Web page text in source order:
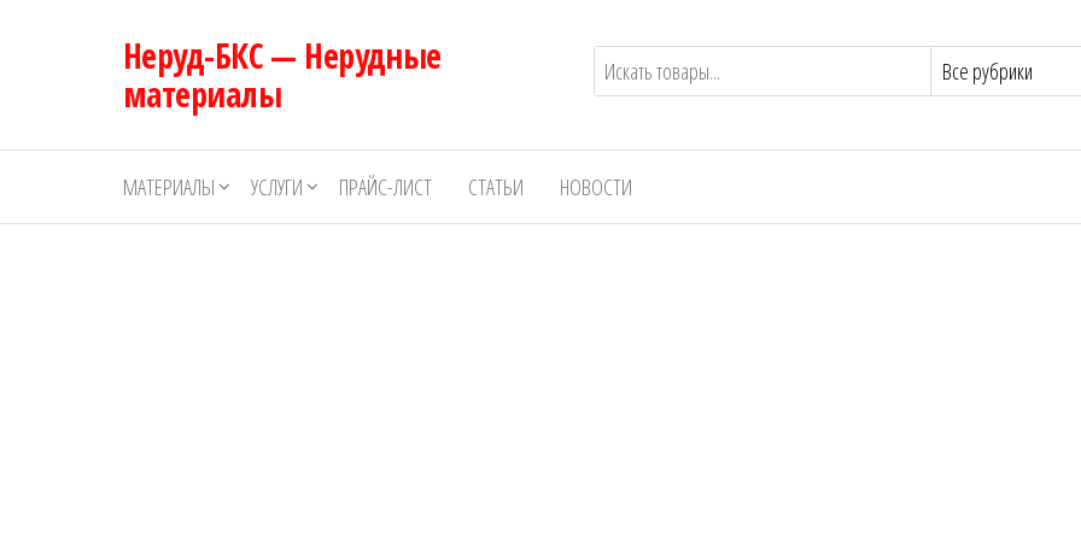
Неруд-БКС — Нерудные
материалы
МАТЕРИАЛЫ УСЛУГИ ПРАЙС-ЛИСТ СТАТЬИ НОВОСТИ